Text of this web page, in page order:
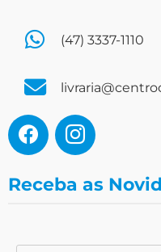
(47) 3337-1110
Receba as